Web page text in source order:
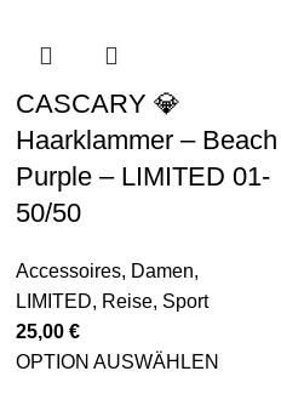
CASCARY 💎
Haarklammer – Beach
Purple – LIMITED 01-
50/50
Accessoires, Damen,
LIMITED, Reise, Sport
25,00 €
OPTION AUSWÄHLEN